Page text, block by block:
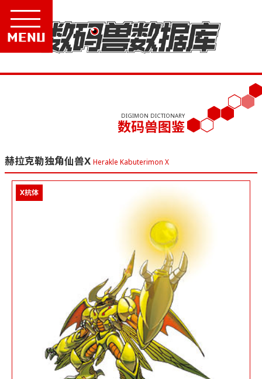
DIGIMON DICTIONARY
数码兽图鉴
赫拉克勒独角仙兽X Herakle Kabuterimon X
X抗体